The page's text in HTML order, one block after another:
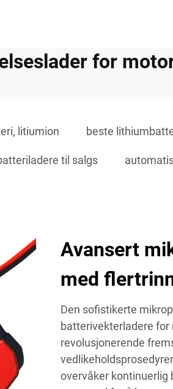
for
litiumion beste
til salgs
Avansert
med
Den sofistikerte
batterivekterladere
revolusjonerende
overvåker kontinuerlig